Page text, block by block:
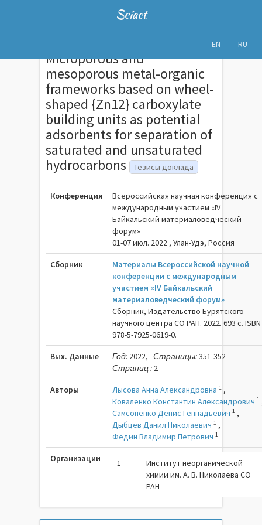
Sciact
EN RU
Microporous and
mesoporous metal-organic
frameworks based on wheel-
shaped {Zn12} carboxylate
building units as potential
adsorbents for separation of
saturated and unsaturated
hydrocarbons Тезисы доклада
Конференция
Всероссийская научная конференция с
международным участием «IV
Байкальский материаловедческий
форум»
01-07 июл. 2022 , Улан-Удэ, Россия
Сборник
Материалы Всероссийской научной
конференции с международным
участием «IV Байкальский
материаловедческий форум»
Сборник, Издательство Бурятского
научного центра СО РАН. 2022. 693 c. ISBN
978-5-7925-0619-0.
Вых. Данные Год: 2022, Страницы:351-352
Страниц : 2
Авторы Лысова Анна Александровна 1 ,
Коваленко Константин Александрович 1
Самсоненко Денис Геннадьевич 1 ,
Дыбцев Данил Николаевич 1 ,
Федин Владимир Петрович 1
Организации 1
Институт неорганической
химии им. А. В. Николаева СО
РАН